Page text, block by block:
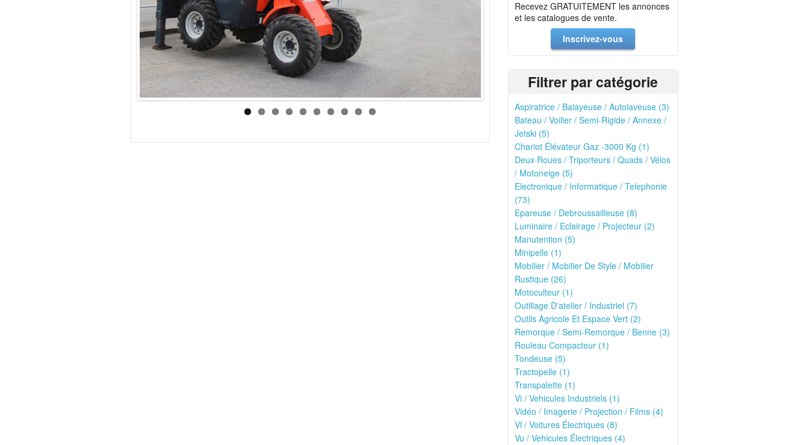
Recevez GRATUITEMENT les annonces
et les catalogues de vente.
Inscrivez-vous
Filtrer par catégorie
Aspiratrice / Balayeuse / Autolaveuse (3)
Bateau / Voilier / Semi-Rigide / Annexe /
Jetski (5)
Chariot Élévateur Gaz -3000 Kg (1)
Deux Roues / Triporteurs / Quads / Vélos
/ Motoneige (5)
Electronique / Informatique / Telephonie
(73)
Epareuse / Debroussailleuse (8)
Luminaire / Eclairage / Projecteur (2)
Manutention (5)
Minipelle (1)
Mobilier / Mobilier De Style / Mobilier
Rustique (26)
Motoculteur (1)
Outillage D'atelier / Industriel (7)
Outils Agricole Et Espace Vert (2)
Remorque / Semi-Remorque / Benne (3)
Rouleau Compacteur (1)
Tondeuse (5)
Tractopelle (1)
Transpalette (1)
Vi / Vehicules Industriels (1)
Vidéo / Imagerie / Projection / Films (4)
Vl / Voitures Électriques (8)
Vu / Vehicules Électriques (4)